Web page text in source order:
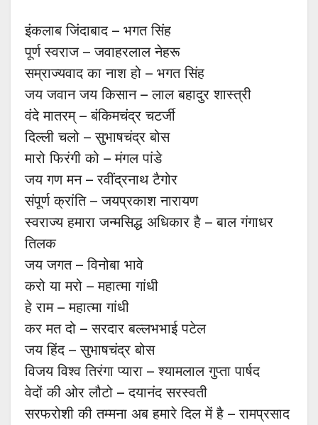
इंकलाब जिंदाबाद – भगत सिंह
पूर्ण स्वराज – जवाहरलाल नेहरू
सम्राज्यवाद का नाश हो – भगत सिंह
जय जवान जय किसान – लाल बहादुर शास्त्री
वंदे मातरम् – बंकिमचंद्र चटर्जी
दिल्ली चलो – सुभाषचंद्र बोस
मारो फिरंगी को – मंगल पांडे
जय गण मन – रवींद्रनाथ टैगोर
संपूर्ण क्रांति – जयप्रकाश नारायण
स्वराज्य हमारा जन्मसिद्ध अधिकार है – बाल गंगाधर
तिलक
जय जगत – विनोबा भावे
करो या मरो – महात्मा गांधी
हे राम – महात्मा गांधी
कर मत दो – सरदार बल्लभभाई पटेल
जय हिंद – सुभाषचंद्र बोस
विजय विश्व तिरंगा प्यारा – श्यामलाल गुप्ता पार्षद
वेदों की ओर लौटो – दयानंद सरस्वती
सरफरोशी की तम्मना अब हमारे दिल में है – रामप्रसाद